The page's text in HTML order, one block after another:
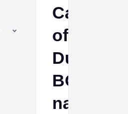
Call
of
Duty
BO7
nas